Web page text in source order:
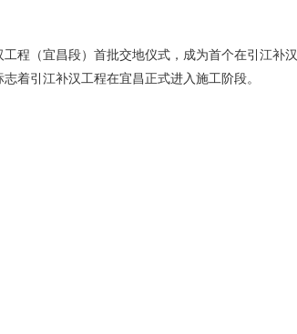
程（宜昌段）首批交地仪式，成为首个在引江补
着引江补汉工程在宜昌正式进入施工阶段。